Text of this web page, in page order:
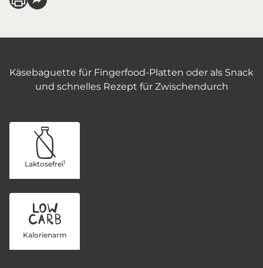
Käsebaguette für Fingerfood-Platten oder als Snack
und schnelles Rezept für Zwischendurch
Laktosefrei1
Kalorienarm